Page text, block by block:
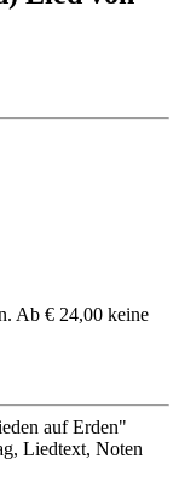
Ab € 24,00 keine
auf Erden"
Liedtext, Noten